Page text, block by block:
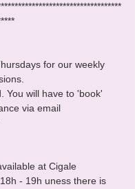
for our weekly
You will have to 'book'
via email
at Cigale
- 19h uness there is